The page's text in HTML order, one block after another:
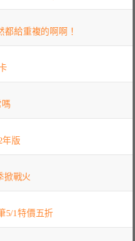
都給重複的啊啊！
年版
掀戰火
5/1特價五折